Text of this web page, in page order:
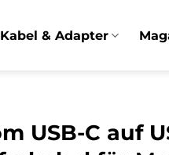
& Adapter
USB-C auf